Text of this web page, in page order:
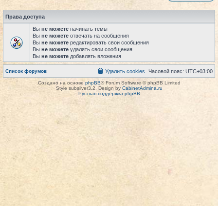
Права доступа
Вы не можете начинать темы
Вы не можете отвечать на сообщения
Вы не можете редактировать свои сообщения
Вы не можете удалять свои сообщения
Вы не можете добавлять вложения
Список форумов Часовой пояс: UTC+03:00
Удалить cookies
Создано на основеphpBB® Forum Software © phpBB Limited
Style subsilver3.2. Design by CabinetAdmina.ru
Русская поддержка phpBB